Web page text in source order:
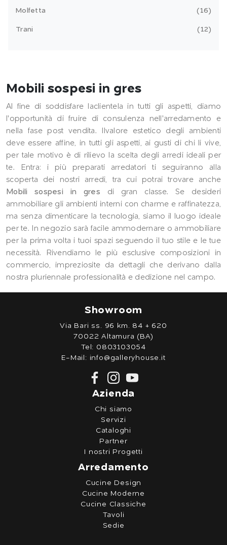
Molfetta 16
Trani 12
Mobili sospesi in gres
Al fine di soddisfare laclientela in tutti gli aspetti, diamo
l'opportunità di fruire di consulenza nell'arredamento e
nella fase post vendita. Ilvalore estetico degli ambienti
deve essere affine, in tutti gli aspetti, ai gusti di chi li vive,
per tale motivo è di rilievo la scelta degli arredi ideali per
te. Entra: i più preparati arredatori ti seguiranno alla
scoperta dei nostri arredi, tra cui potrai trovare anche
Mobili sospesi
in gres di gran classe. Se desideri
ammobiliare gli ambienti interni con charme e raffinatezza,
ma senza dimenticare la tecnologia, siamo il luogo ideale
per te. In negozio sarà facile ammodernare o ammobiliare
per la prima volta i tuoi spazi seguendo il tuo stile e le tue
necessità. Rivendiamo le più esclusive composizioni in
commercio, impreziosite da dettagli che derivano dalla
nostra pluriennale professionalità e dedizione nel campo.
Showroom
Via Bari ss. 96 km. 84 + 620
70022 Altamura (BA)
Tel: 0803103054
E-Mail: info@galleryhouse.it
Azienda
Chi siamo
Servizi
Cataloghi
Partner
I nostri Progetti
Arredamento
Cucine Design
Cucine Moderne
Cucine Classiche
Tavoli
Sedie